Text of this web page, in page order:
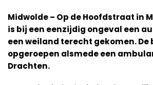
Midwolde – Op de Hoofdstraat in
is bij een eenzijdig ongeval een
een weiland terecht gekomen. De
opgeroepen alsmede een
Drachten.